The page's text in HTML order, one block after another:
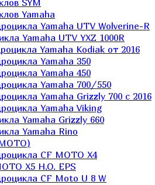
SYM
Yamaha
Yamaha UTV Wolverine-R
Yamaha UTV YXZ 1000R
Yamaha Kodiak от 2016
Yamaha 350
Yamaha 450
Yamaha 700/550
Yamaha Grizzly 700 с 2016
Yamaha Viking
Yamaha Grizzly 660
Yamaha Rino
CF MOTO X4
X5 H.O. EPS
CF Moto U 8 W